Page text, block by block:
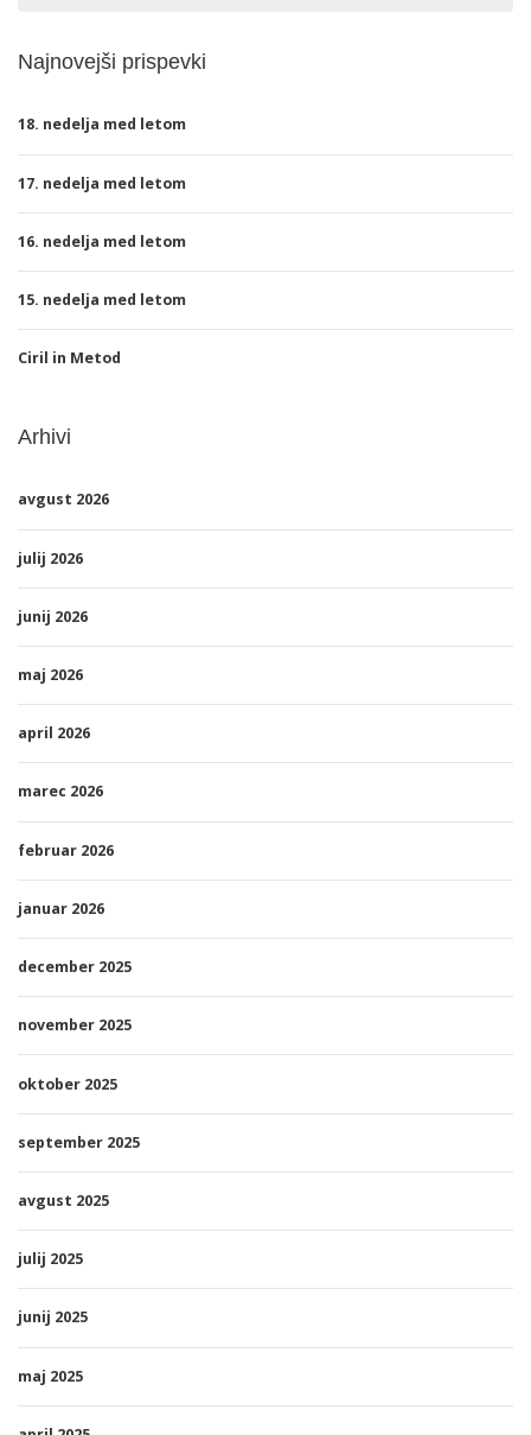
Najnovejši prispevki
18. nedelja med letom
17. nedelja med letom
16. nedelja med letom
15. nedelja med letom
Ciril in Metod
Arhivi
avgust 2026
julij 2026
junij 2026
maj 2026
april 2026
marec 2026
februar 2026
januar 2026
december 2025
november 2025
oktober 2025
september 2025
avgust 2025
julij 2025
junij 2025
maj 2025